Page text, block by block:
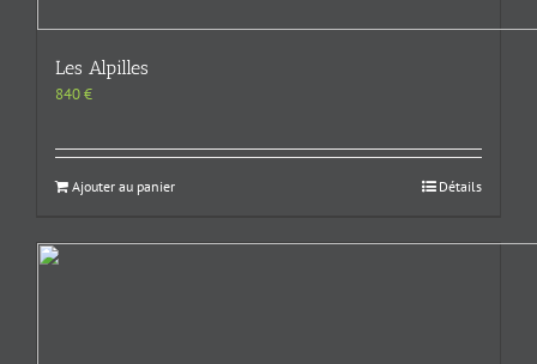
Les Alpilles
840€
Ajouter au panier Détails